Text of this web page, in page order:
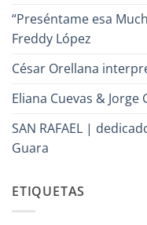
“Preséntame esa
Freddy López
César Orellana
Eliana Cuevas &
SAN RAFAEL |
Guara
ETIQUETAS